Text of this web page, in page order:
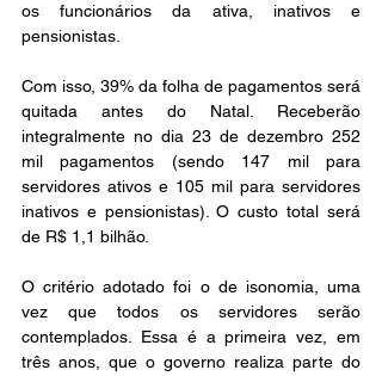
os funcionários da ativa, inativos e
pensionistas.
Com isso, 39% da folha de pagamentos será
quitada antes do Natal. Receberão
integralmente no dia 23 de dezembro 252
mil pagamentos (sendo 147 mil para
servidores ativos e 105 mil para servidores
inativos e pensionistas). O custo total será
de R$ 1,1 bilhão.
O critério adotado foi o de isonomia, uma
vez que todos os servidores serão
contemplados. Essa é a primeira vez, em
três anos, que o governo realiza parte do